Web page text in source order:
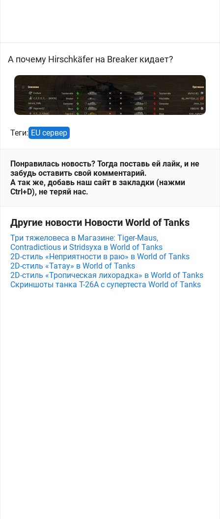
А почему Hirschkäfer на Breaker кидает?
Теги: EU сервер
Понравилась новость? Тогда поставь ей лайк, и не
забудь оставить свой комментарий.
А так же, добавь наш сайт в закладки (нажми
Ctrl+D), не теряй нас.
Другие новости Новости World of Tanks
Три тяжеловеса в Магазине: Tiger-Maus,
Contradictious и Stridsyxa в World of Tanks
2D-стиль «Неприятности в раю» в World of Tanks
2D-стиль «Татау» в World of Tanks
2D-стиль «Тропическая лихорадка» в World of Tanks
Скриншоты танка T-26A с супертеста World of Tanks